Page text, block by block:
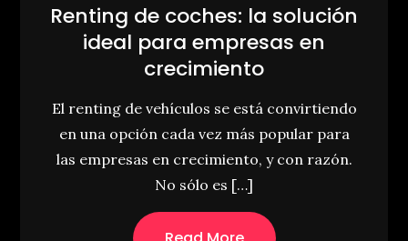
Renting de coches: la solución
ideal para empresas en
crecimiento
El renting de vehículos se está convirtiendo
en una opción cada vez más popular para
las empresas en crecimiento, y con razón.
No sólo es […]